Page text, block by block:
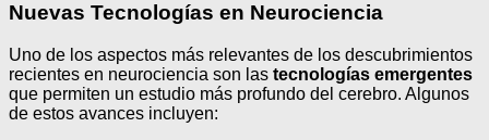
Nuevas Tecnologías en Neurociencia
Uno de los aspectos más relevantes de los descubrimientos
recientes en neurociencia son las tecnologías emergentes
que permiten un estudio más profundo del cerebro. Algunos
de estos avances incluyen: